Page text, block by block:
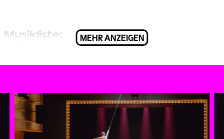
MEHR ANZEIGEN
Musikliste:
Musik nach Gustav Mahler
Kraler/Andreas Schett
aus: Des Knaben Wunderhorn
Wo die schönen Trompeten blasen
aus: Des Knaben Wunderhorn